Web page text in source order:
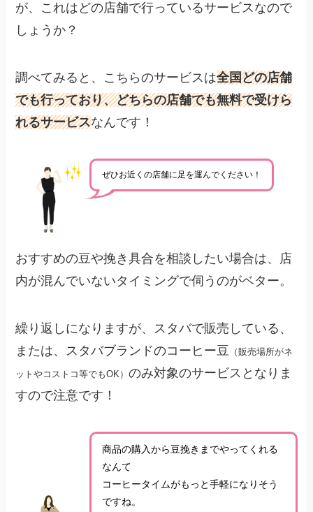
が、これはどの店舗で行っているサービスなので
しょうか？
調べてみると、こちらのサービスは全国どの店舗
でも行っており、どちらの店舗でも無料で受けら
れるサービスなんです！
ぜひお近くの店舗に足を運んでください！
おすすめの豆や挽き具合を相談したい場合は、店
内が混んでいないタイミングで伺うのがベター。
繰り返しになりますが、スタバで販売している、
または、スタバブランドのコーヒー豆
（販売場所がネ
ットやコストコ等でもOK）のみ対象のサービスとなりま
すので注意です！
商品の購入から豆挽きまでやってくれる
なんて
コーヒータイムがもっと手軽になりそう
ですね。